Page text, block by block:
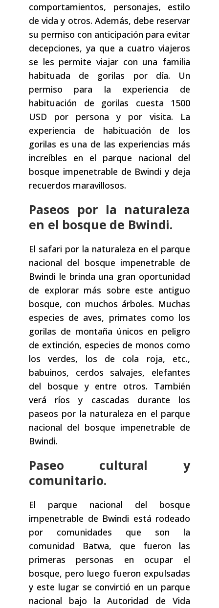
comportamientos, personajes, estilo
de vida y otros. Además, debe reservar
su permiso con anticipación para evitar
decepciones, ya que a cuatro viajeros
se les permite viajar con una familia
habituada de gorilas por día. Un
permiso para la experiencia de
habituación de gorilas cuesta 1500
USD por persona y por visita. La
experiencia de habituación de los
gorilas es una de las experiencias más
increíbles en el parque nacional del
bosque impenetrable de Bwindi y deja
recuerdos maravillosos.
Paseos por la naturaleza
en el bosque de Bwindi.
El safari por la naturaleza en el parque
nacional del bosque impenetrable de
Bwindi le brinda una gran oportunidad
de explorar más sobre este antiguo
bosque, con muchos árboles. Muchas
especies de aves, primates como los
gorilas de montaña únicos en peligro
de extinción, especies de monos como
los verdes, los de cola roja, etc.,
babuinos, cerdos salvajes, elefantes
del bosque y entre otros. También
verá ríos y cascadas durante los
paseos por la naturaleza en el parque
nacional del bosque impenetrable de
Bwindi.
Paseo cultural y
comunitario.
El parque nacional del bosque
impenetrable de Bwindi está rodeado
por comunidades que son la
comunidad Batwa, que fueron las
primeras personas en ocupar el
bosque, pero luego fueron expulsadas
y este lugar se convirtió en un parque
nacional bajo la Autoridad de Vida